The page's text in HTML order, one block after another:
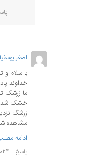
اصغر
با سلام و
خداوند
ما زرشک
خشک شدن
زرشگ
مشاهده
ادامه
پاسخ